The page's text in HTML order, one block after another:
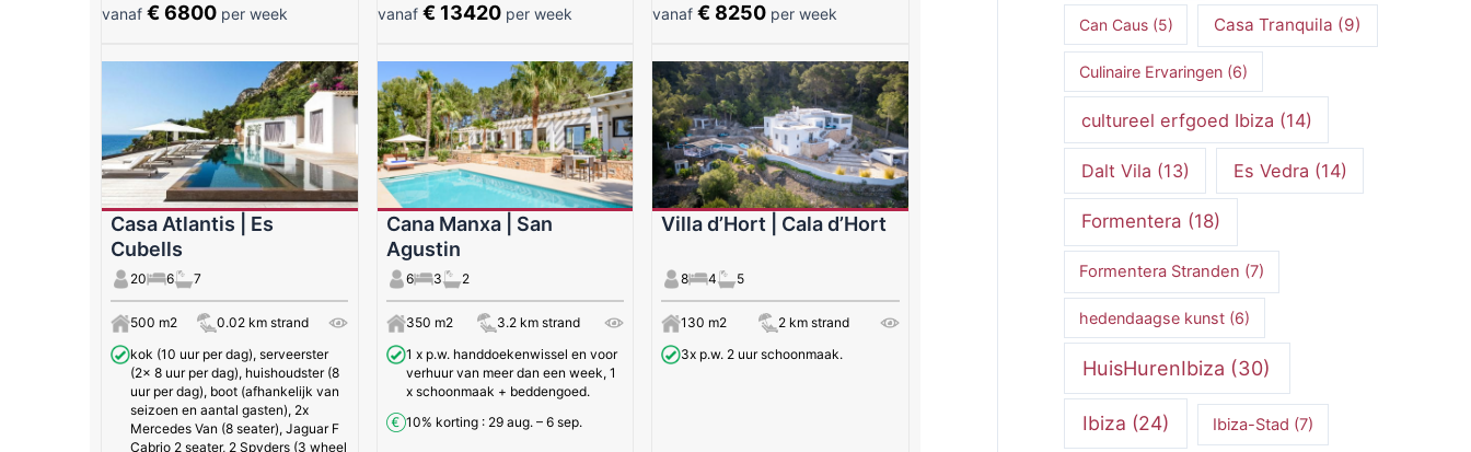
vanaf € 6800 per week vanaf € 13420per week vanaf€ 8250 per week
Casa Atlantis | Es
Cubells
20 6 7
500 m2
0.02 km strand
kok (10 uur per dag), serveerster
(2x 8 uur per dag), huishoudster (8
uur per dag), boot (afhankelijk van
seizoen en aantal gasten), 2x
Mercedes Van (8 seater), Jaguar F
Cabrio 2 seater, 2 Spyders (3 wheel
Cana Manxa | San
Agustin
6 3 2
350 m2
3.2 km strand
1 x p.w. handdoekenwissel en voor
verhuur van meer dan een week, 1
x schoonmaak + beddengoed.
10% korting : 29 aug. – 6 sep.
Villa d’Hort | Cala d’Hort
8 4 5
130 m2
2 km strand
3x p.w. 2 uur schoonmaak.
Can Caus(5) Casa Tranquila (9)
Culinaire Ervaringen(6)
cultureel erfgoed Ibiza (14)
Dalt Vila (13) Es Vedra (14)
Formentera (18)
Formentera Stranden (7)
hedendaagse kunst(6)
HuisHurenIbiza (30)
Ibiza (24) Ibiza-Stad (7)